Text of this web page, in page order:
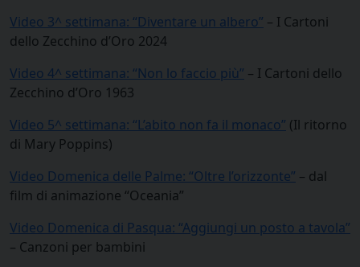
Video 3^ settimana: “Diventare un albero” – I Cartoni
dello Zecchino d’Oro 2024
Video 4^ settimana: “Non lo faccio più” – I Cartoni dello
Zecchino d’Oro 1963
Video 5^ settimana: “L’abito non fa il monaco” (Il ritorno
di Mary Poppins)
Video Domenica delle Palme: “Oltre l’orizzonte” – dal
film di animazione “Oceania”
Video Domenica di Pasqua: “Aggiungi un posto a tavola”
– Canzoni per bambini